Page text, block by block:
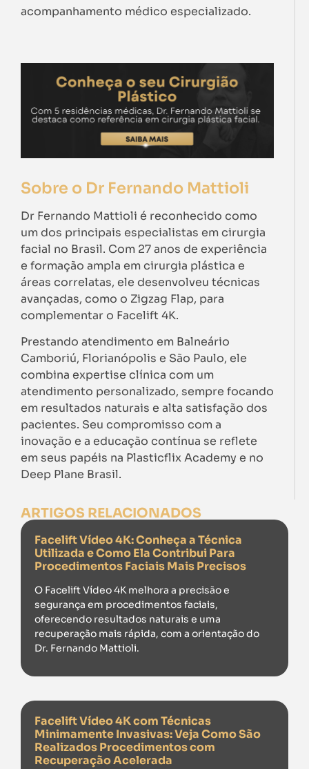
acompanhamento médico especializado.
Sobre o Dr Fernando Mattioli
Dr Fernando Mattioli é reconhecido como
um dos principais especialistas em cirurgia
facial no Brasil. Com 27 anos de experiência
e formação ampla em cirurgia plástica e
áreas correlatas, ele desenvolveu técnicas
avançadas, como o Zigzag Flap, para
complementar o Facelift 4K.
Prestando atendimento em Balneário
Camboriú, Florianópolis e São Paulo, ele
combina expertise clínica com um
atendimento personalizado, sempre focando
em resultados naturais e alta satisfação dos
pacientes. Seu compromisso com a
inovação e a educação contínua se reflete
em seus papéis na Plasticflix Academy e no
Deep Plane Brasil.
ARTIGOS RELACIONADOS
Facelift Vídeo 4K: Conheça a Técnica
Utilizada e Como Ela Contribui Para
Procedimentos Faciais Mais Precisos
O Facelift Vídeo 4K melhora a precisão e
segurança em procedimentos faciais,
oferecendo resultados naturais e uma
recuperação mais rápida, com a orientação do
Dr. Fernando Mattioli.
Facelift Vídeo 4K com Técnicas
Minimamente Invasivas: Veja Como São
Realizados Procedimentos com
Recuperação Acelerada